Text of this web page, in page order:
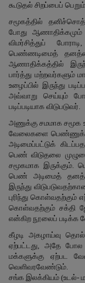
கூடுதல் சிறப்பைப்
சமூகத்தில்
போது
விமர்சித்துப்
பெண்ணடிமைத்
ஆணாதிக்கத்தில்
பார்த்து மற்றவர்களும்
உழைப்பில் இருந்து
அவ்வாறு செய்யும்
படிப்படியாக விடுபடுவர்.
அணுக்கு சமமாக சமூக
வேலைகளை
அடிமைப்பட்டுக்
பெண் விடுதலை
சமூகமாக இருக்கும்.
பெண் அடிமைத்
இருந்து
புரிந்து கொள்வதற்கும்
கொள்வதற்கும் சக்தி
என்கிற நூலைப் படிக்க
கீழடி அகழாய்வு
ஏற்பட்டது, அதே போல
மக்களுக்கு ஏற்பட
வெளிவரவேண்டும்.
சங்க இலக்கியம் (உடல்-